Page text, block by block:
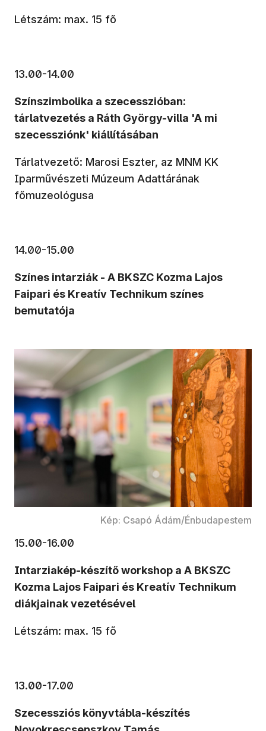
Létszám: max. 15 fő
13.00-14.00
Színszimbolika a szecesszióban:
tárlatvezetés a Ráth György-villa 'A mi
szecessziónk' kiállításában
Tárlatvezető: Marosi Eszter, az MNM KK
Iparművészeti Múzeum Adattárának
főmuzeológusa
14.00-15.00
Színes intarziák - A BKSZC Kozma Lajos
Faipari és Kreatív Technikum színes
bemutatója
Kép: Csapó Ádám/Énbudapestem
15.00-16.00
Intarziakép-készítő workshop a A BKSZC
Kozma Lajos Faipari és Kreatív Technikum
diákjainak vezetésével
Létszám: max. 15 fő
13.00-17.00
Szecessziós könyvtábla-készítés